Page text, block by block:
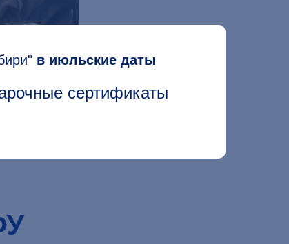
в июльские даты
сертификаты